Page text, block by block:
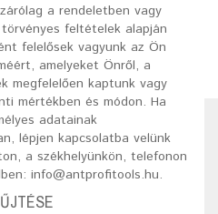
a rendeletben vagy
feltételek alapján
felelősek vagyunk az Ön
amelyeket Önről, a
megfelelően kaptunk vagy
mértékben és módon. Ha
adatainak
lépjen kapcsolatba velünk
a székhelyünkön, telefonon
info@antprofitools.hu.